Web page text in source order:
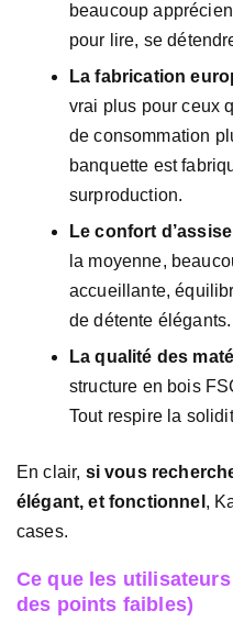
beaucoup
pour lire, se
La fabrication
vrai plus pour ceux
de consommation
banquette est
surproduction.
Le confort d’assise
la moyenne,
accueillante,
de détente élégants.
La qualité des
structure en bois
Tout respire la
En clair, si vous
élégant, et fonctionnel ,
cases.
Ce que les
des points faibles)